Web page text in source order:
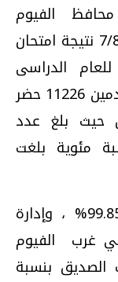
الفيوم
،مساء أمس الأربعاء الموافق 7/8/2019 نتيجة امتحان
الدراسى
2018/2019 وكان عدد الطلاب المتقدمين 11226 حضر
حيث بلغ عدد
طالب بنسبة مئوية بلغت
ففى شرق الفيوم بلغت النسبة 99.85% ، وإدارة
99.62%، أما في غرب الفيوم
و يوسف الصديق بنسبة